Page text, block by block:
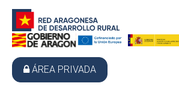
ÁREA PRIVADA